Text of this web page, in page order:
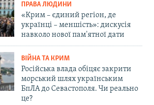
ПРАВА ЛЮДИНИ
«Крим – єдиний регіон, де
українці – меншість»: дискусія
навколо нової пам'ятної дати
ВІЙНА ТА КРИМ
Російська влада обіцяє закрити
морський шлях українським
БпЛА до Севастополя. Чи реально
це?